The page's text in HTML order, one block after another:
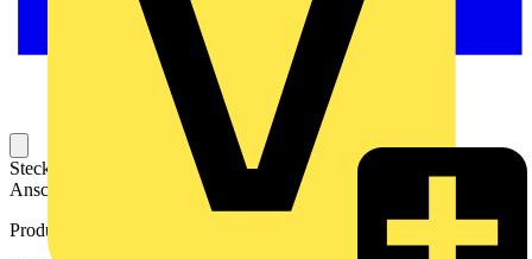
Steckbarer Leiterplatten-Anschluss mit innovatiever
Anschlusstechnologie für eine sichere und intuitive Handhabung.
Produktkennzeichen